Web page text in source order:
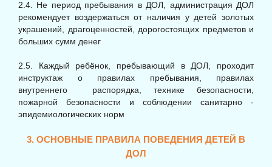
2.4. Не период пребывания в ДОЛ, администрация ДОЛ
рекомендует воздержаться от наличия у детей золотых
украшений, драгоценностей, дорогостоящих предметов и
больших сумм денег
2.5. Каждый ребёнок, пребывающий в ДОЛ, проходит
инструктаж о правилах пребывания, правилах
внутреннего распорядка, технике безопасности,
пожарной безопасности и соблюдении санитарно -
эпидемиологических норм
3. ОСНОВНЫЕ ПРАВИЛА ПОВЕДЕНИЯ ДЕТЕЙ В
ДОЛ